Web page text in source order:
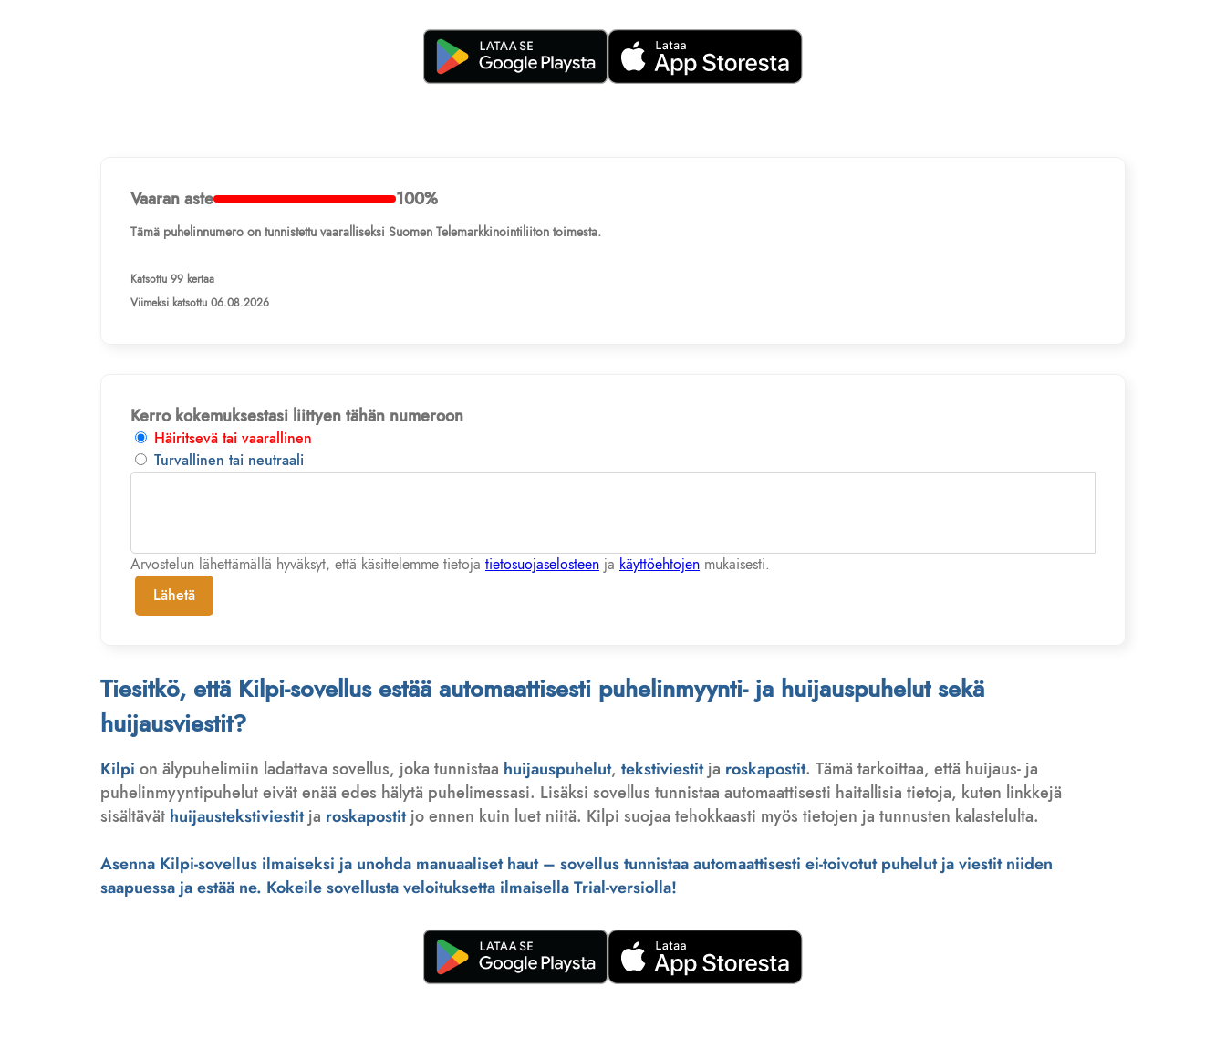
Vaaran aste 100%
Tämä puhelinnumero on tunnistettu vaaralliseksi Suomen Telemarkkinointiliiton toimesta.
Katsottu 99 kertaa
Viimeksi katsottu 06.08.2026
Kerro kokemuksestasi liittyen tähän numeroon
Häiritsevä tai vaarallinen
Turvallinen tai neutraali
Arvostelun lähettämällä hyväksyt, että käsittelemme tietoja tietosuojaselosteen ja käyttöehtojen mukaisesti.
Lähetä
Tiesitkö, että Kilpi-sovellus estää automaattisesti puhelinmyynti- ja huijauspuhelut sekä
huijausviestit?
Kilpi on älypuhelimiin ladattava sovellus, joka tunnistaa huijauspuhelut, tekstiviestitja roskapostit. Tämä tarkoittaa, että huijaus- ja
puhelinmyyntipuhelut eivät enää edes hälytä puhelimessasi. Lisäksi sovellus tunnistaa automaattisesti haitallisia tietoja, kuten linkkejä
sisältävät huijaustekstiviestitja roskapostitjo ennen kuin luet niitä. Kilpi suojaa tehokkaasti myös tietojen ja tunnusten kalastelulta.
Asenna Kilpi-sovellus ilmaiseksi ja unohda manuaaliset haut – sovellus tunnistaa automaattisesti ei-toivotut puhelut ja viestit niiden
saapuessa ja estää ne. Kokeile sovellusta veloituksetta ilmaisella Trial-versiolla!